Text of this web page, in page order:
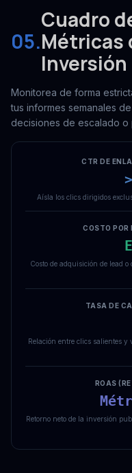
05.
Cuadro
Métricas
Inversión
Monitorea de forma
tus informes semanales
decisiones de escalado o
CTR DE
Aísla los clics dirigidos
COSTO POR
Costo de adquisición de lead
TASA DE
Relación entre clics salientes
ROAS
Retorno neto de la inversión